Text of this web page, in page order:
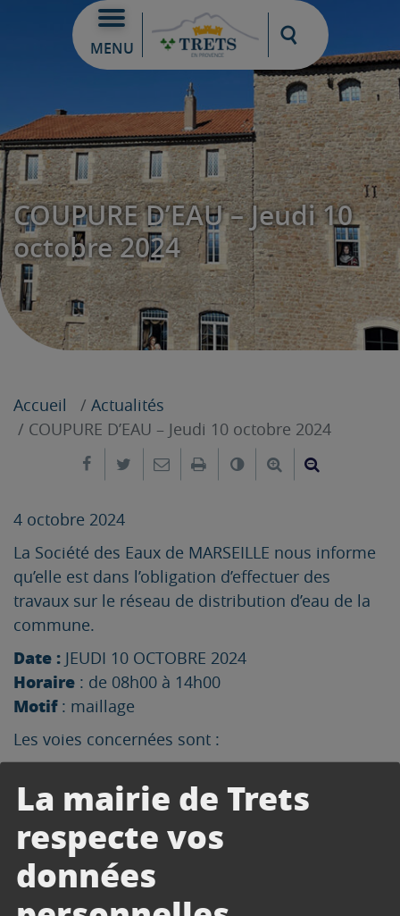
La mairie de Trets
respecte vos
données
MENU
Moteur de
COUPURE D’EAU – Jeudi 10
octobre 2024
Accueil
Actualités
COUPURE D’EAU – Jeudi 10 octobre 2024
Partager sur Facebook
Partager sur Twitter
Envoyer par e-mail
ImprimerChanger leAgrandir le
4 octobre 2024
La Société des Eaux de MARSEILLE nous informe
qu’elle est dans l’obligation d’effectuer des
travaux sur le réseau de distribution d’eau de la
commune.
Date : JEUDI 10 OCTOBRE 2024
Horaire : de 08h00 à 14h00
Motif : maillage
Les voies concernées sont :
AV MIRABEAU
AV RENE CASSIN
Les Bornes et Poteaux Incendie de ces rues
ne seront également plus alimentés.